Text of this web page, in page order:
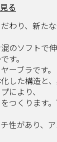
る
わり、新た
のソフトで
す。
ーブラです。
した構造と
により、
つくります
性があり、